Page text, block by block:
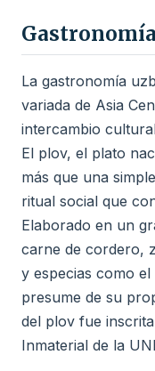
Gastronomía
La gastronomía
variada de Asia
intercambio
El plov, el plato
más que una
ritual social que
Elaborado en un
carne de cordero,
y especias como
presume de su
del plov fue
Inmaterial de la